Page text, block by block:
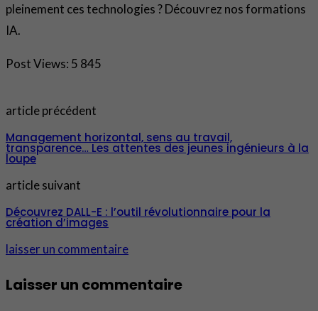
pleinement ces technologies ? Découvrez nos formations
IA.
Post Views: 5 845
article précédent
Management horizontal, sens au travail,
transparence… Les attentes des jeunes ingénieurs à la
loupe
article suivant
Découvrez DALL-E : l’outil révolutionnaire pour la
création d’images
laisser un commentaire
Laisser un commentaire